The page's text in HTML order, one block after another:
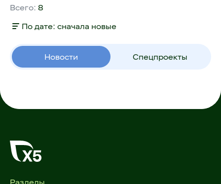
Всего: 8
Новости Спецпроекты
По дате: сначала новые